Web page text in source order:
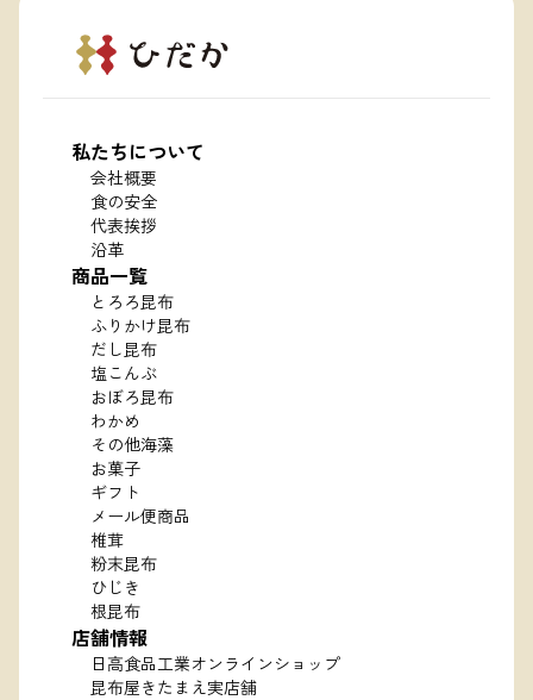
私たちについて
会社概要
食の安全
代表挨拶
沿革
商品一覧
とろろ昆布
ふりかけ昆布
だし昆布
塩こんぶ
おぼろ昆布
わかめ
その他海藻
お菓子
ギフト
メール便商品
椎茸
粉末昆布
ひじき
根昆布
店舗情報
日高食品工業オンラインショップ
昆布屋きたまえ実店舗